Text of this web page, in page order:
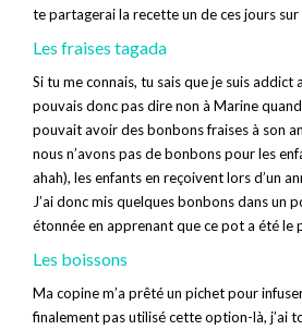
te partagerai la recette un de ces jours sur
Les fraises tagada
Si tu me connais, tu sais que je suis addict
pouvais donc pas dire non à Marine
pouvait avoir des bonbons fraises à son
nous n’avons pas de bonbons pour les
ahah), les enfants en reçoivent lors d’un
J’ai donc mis quelques bonbons dans un
étonnée en apprenant que ce pot a été le
Les boissons
Ma copine m’a prêté un pichet pour
finalement pas utilisé cette option-là, j’ai